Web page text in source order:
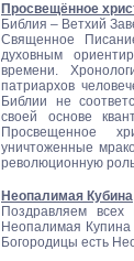
Просвещённое
Библия – Ветхий
Священное
духовным
времени.
патриархов
Библии не
своей основе
Просвещенное
уничтоженные
революционную
Неопалимая Кубина
Поздравляем
Неопалимая
Богородицы есть